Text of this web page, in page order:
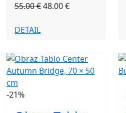
55.00 €48.00 €
DETAIL
-21%